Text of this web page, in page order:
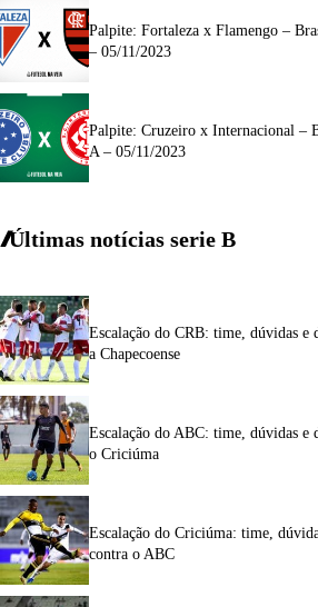
Palpite: Fortaleza x Flamengo –
– 05/11/2023
Palpite: Cruzeiro x Internacional –
A – 05/11/2023
Últimas notícias serie B
Escalação do CRB: time, dúvidas e
a Chapecoense
Escalação do ABC: time, dúvidas e
o Criciúma
Escalação do Criciúma: time,
contra o ABC